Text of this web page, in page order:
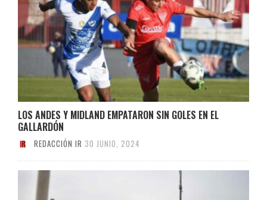
LOS ANDES Y MIDLAND EMPATARON SIN GOLES EN EL
GALLARDÓN
REDACCIÓN IR 30 JUNIO, 2024